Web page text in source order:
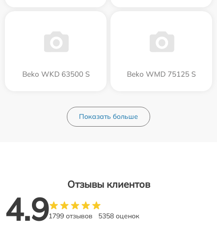
Beko WKD 63500 S Beko WMD 75125 S
Показать больше
Отзывы клиентов
4.91799 отзывов 5358 оценок